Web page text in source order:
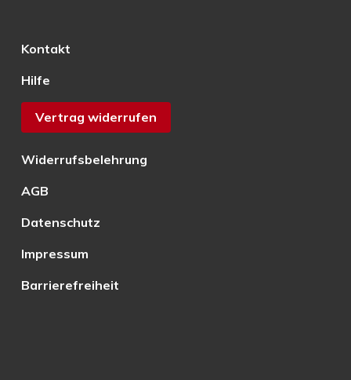
Kontakt
Hilfe
Vertrag widerrufen
Widerrufsbelehrung
AGB
Datenschutz
Impressum
Barrierefreiheit